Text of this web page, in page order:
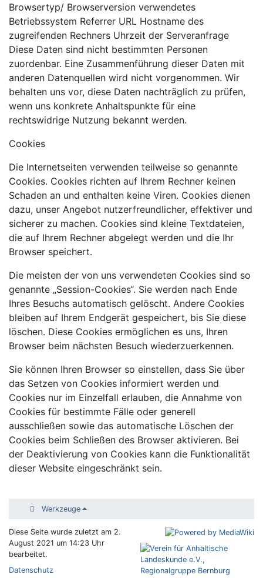
Browsertyp/ Browserversion verwendetes
Betriebssystem Referrer URL Hostname des
zugreifenden Rechners Uhrzeit der Serveranfrage
Diese Daten sind nicht bestimmten Personen
zuordenbar. Eine Zusammenführung dieser Daten mit
anderen Datenquellen wird nicht vorgenommen. Wir
behalten uns vor, diese Daten nachträglich zu prüfen,
wenn uns konkrete Anhaltspunkte für eine
rechtswidrige Nutzung bekannt werden.
Cookies
Die Internetseiten verwenden teilweise so genannte
Cookies. Cookies richten auf Ihrem Rechner keinen
Schaden an und enthalten keine Viren. Cookies dienen
dazu, unser Angebot nutzerfreundlicher, effektiver und
sicherer zu machen. Cookies sind kleine Textdateien,
die auf Ihrem Rechner abgelegt werden und die Ihr
Browser speichert.
Die meisten der von uns verwendeten Cookies sind so
genannte „Session-Cookies“. Sie werden nach Ende
Ihres Besuchs automatisch gelöscht. Andere Cookies
bleiben auf Ihrem Endgerät gespeichert, bis Sie diese
löschen. Diese Cookies ermöglichen es uns, Ihren
Browser beim nächsten Besuch wiederzuerkennen.
Sie können Ihren Browser so einstellen, dass Sie über
das Setzen von Cookies informiert werden und
Cookies nur im Einzelfall erlauben, die Annahme von
Cookies für bestimmte Fälle oder generell
ausschließen sowie das automatische Löschen der
Cookies beim Schließen des Browser aktivieren. Bei
der Deaktivierung von Cookies kann die Funktionalität
dieser Website eingeschränkt sein.
Werkzeuge
Diese Seite wurde zuletzt am 2.
August 2021 um 14:23 Uhr
bearbeitet.
Datenschutz